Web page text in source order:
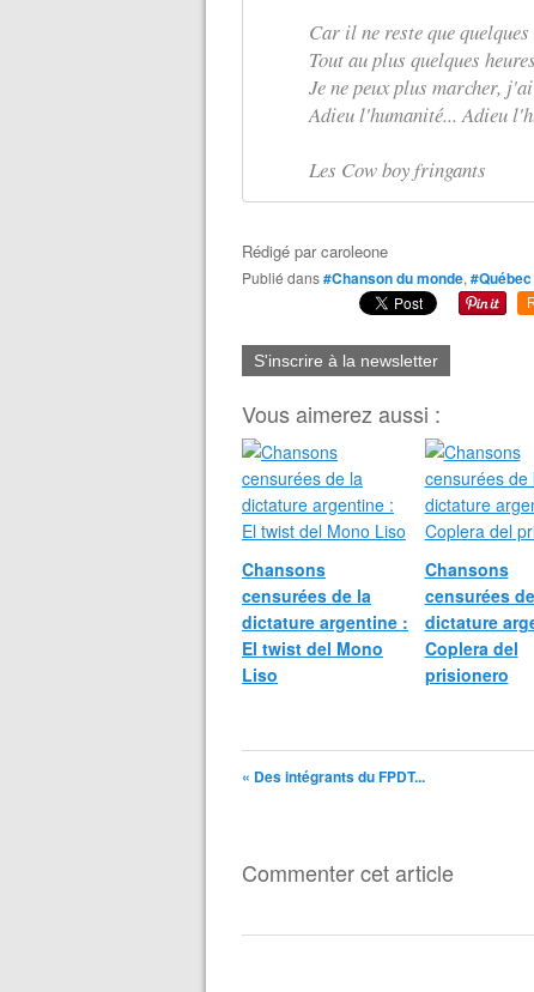
Car il ne reste que
Tout au plus quelques
Je ne peux plus marcher,
Adieu l'humanité... Adieu
Les Cow boy fringants
Rédigé parcaroleone
Publié dans#Chanson du monde, #Québec
S'inscrire à la newsletter
Vous aimerez aussi :
Chansons
censurées de la
dictature argentine :
El twist del Mono
Liso
Chansons
censurées
dictature
Coplera del
prisionero
« Des intégrants du FPDT...
Commenter cet article